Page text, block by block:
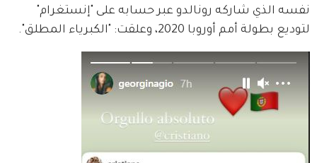
نفسه الذي شاركه رونالدو عبر حسابه على "إنستغرام"
لتوديع بطولة أمم أوروبا 2020، وعلقت: "الكبرياء المطلق".